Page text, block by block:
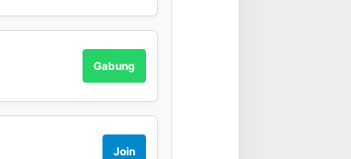
Gabung
Join